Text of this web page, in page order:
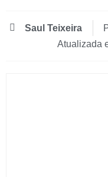
Saul Teixeira
Atualizada